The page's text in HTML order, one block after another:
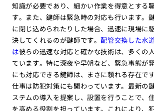
知識が必要であり、細かい作業を得意とする
す。また、鍵師は緊急時の対応も行います。
に閉じ込められたりした場合、迅速に現場に
決してくれるのが鍵師です。配管交換した水
は彼らの迅速な対応と確かな技術は、多くの
ています。特に深夜や早朝など、緊急事態が
にも対応できる鍵師は、まさに頼れる存在で
仕事は防犯対策にも関わっています。最新の
ステムの導入を提案し、設置を行うことで、
を高める役割を担っています。これにより、